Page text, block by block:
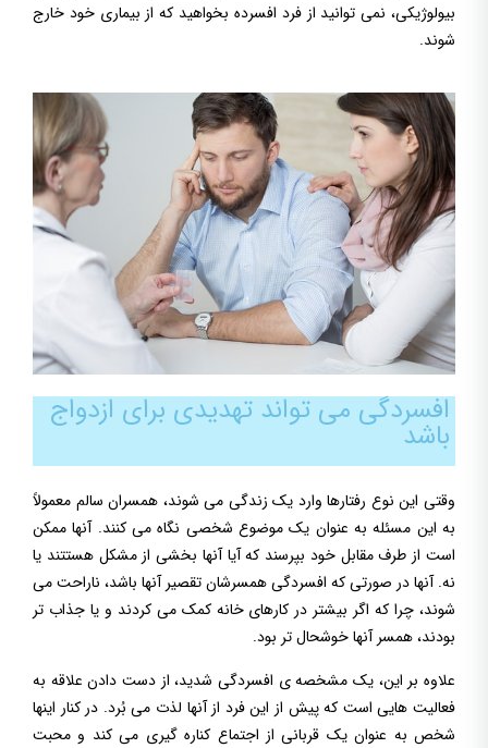
بیولوژیکی، نمی توانید از فرد افسرده بخواهید که از بیماری خود خارج
شوند.
افسردگی می تواند تهدیدی برای ازدواج
باشد
وقتی این نوع رفتارها وارد یک زندگی می شوند، همسران سالم معمولاً
به این مسئله به عنوان یک موضوع شخصی نگاه می کنند. آنها ممکن
است از طرف مقابل خود بپرسند که آیا آنها بخشی از مشکل هستتند یا
نه. آنها در صورتی که افسردگی همسرشان تقصیر آنها باشد، ناراحت می
شوند، چرا که اگر بیشتر در کارهای خانه کمک می کردند و یا جذاب تر
بودند، همسر آنها خوشحال تر بود.
علاوه بر این، یک مشخصه ی افسردگی شدید، از دست دادن علاقه به
فعالیت هایی است که پیش از این فرد از آنها لذت می بُرد. در کنار اینها
شخص به عنوان یک قربانی از اجتماع کناره گیری می کند و محبت